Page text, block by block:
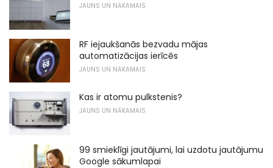
JAUNS UN NĀKAMAIS
RF iejaukšanās bezvadu mājas
automatizācijas ierīcēs
JAUNS UN NĀKAMAIS
Kas ir atomu pulkstenis?
JAUNS UN NĀKAMAIS
99 smieklīgi jautājumi, lai uzdotu jautājumu
Google sākumlapai